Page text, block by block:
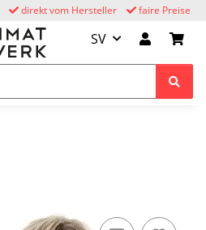
faire Preise
direkt vom Hersteller
SV